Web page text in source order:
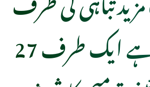
جا رہی ہے ایک طرف 27